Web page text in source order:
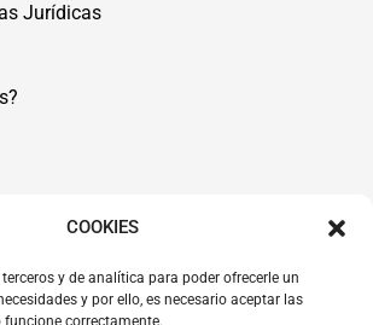
COOKIES
y de analítica para poder ofrecerle un
y por ello, es necesario aceptar las
correctamente.
Jurídicas
Tenerife:Calle Teobaldo Power Nº 7,